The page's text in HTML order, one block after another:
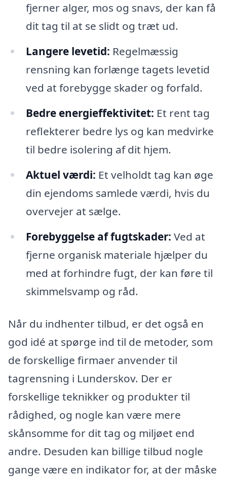
fjerner alger, mos og snavs, der kan få
dit tag til at se slidt og træt ud.
Langere levetid: Regelmæssig
rensning kan forlænge tagets levetid
ved at forebygge skader og forfald.
Bedre energieffektivitet: Et rent tag
reflekterer bedre lys og kan medvirke
til bedre isolering af dit hjem.
Aktuel værdi: Et velholdt tag kan øge
din ejendoms samlede værdi, hvis du
overvejer at sælge.
Forebyggelse af fugtskader: Ved at
fjerne organisk materiale hjælper du
med at forhindre fugt, der kan føre til
skimmelsvamp og råd.
Når du indhenter tilbud, er det også en
god idé at spørge ind til de metoder, som
de forskellige firmaer anvender til
tagrensning i Lunderskov. Der er
forskellige teknikker og produkter til
rådighed, og nogle kan være mere
skånsomme for dit tag og miljøet end
andre. Desuden kan billige tilbud nogle
gange være en indikator for, at der måske